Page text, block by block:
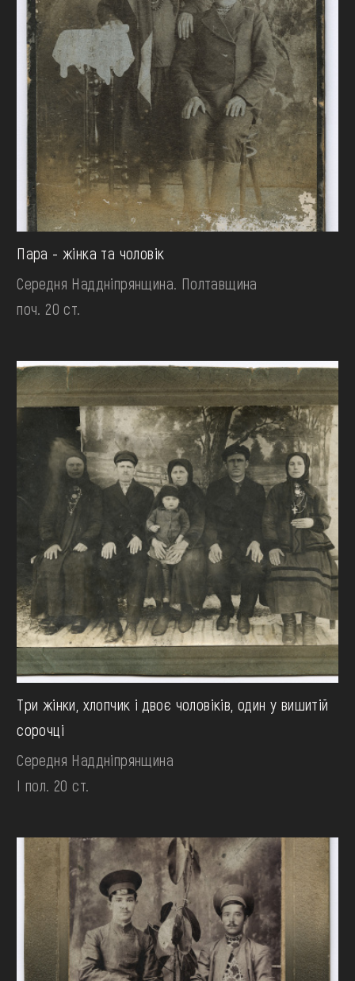
Пара - жінка та чоловік
Середня Наддніпрянщина. Полтавщина
поч. 20 ст.
Три жінки, хлопчик і двоє чоловіків, один у вишитій
сорочці
Середня Наддніпрянщина
І пол. 20 ст.